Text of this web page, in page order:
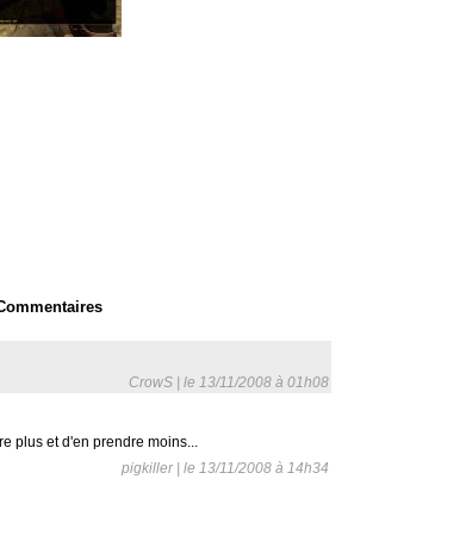
CrowS | le 13/11/2008 à 01h08
plus et d'en prendre moins...
pigkiller | le 13/11/2008 à 14h34